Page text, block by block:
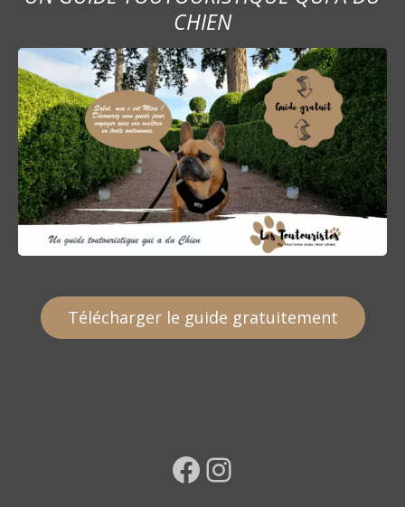
CHIEN
Télécharger le guide gratuitement
Facebook Instagram